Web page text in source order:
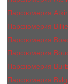
Парфюмерия
Парфюмерия Billie
Парфюмерия
Парфюмерия
Парфюмерия
Парфюмерия